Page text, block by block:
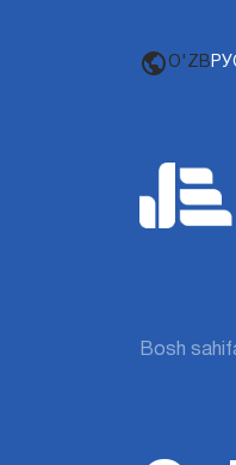
O'ZB
Bosh